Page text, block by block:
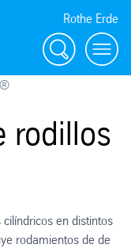
Rothe Erde
Buscar
rodillos
en distintos
rodamientos de de